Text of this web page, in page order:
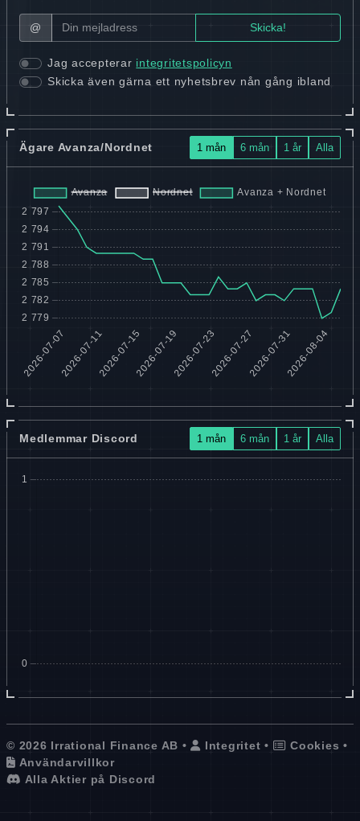
@
Jag accepterar integritetspolicyn
Skicka även gärna ett nyhetsbrev nån gång ibland
Ägare Avanza/Nordnet 1 mån 6 mån 1 år Alla
Medlemmar Discord 1 mån 6 mån 1 år Alla
© 2026 Irrational Finance AB • Integritet • Cookies •
Användarvillkor
Alla Aktier på Discord